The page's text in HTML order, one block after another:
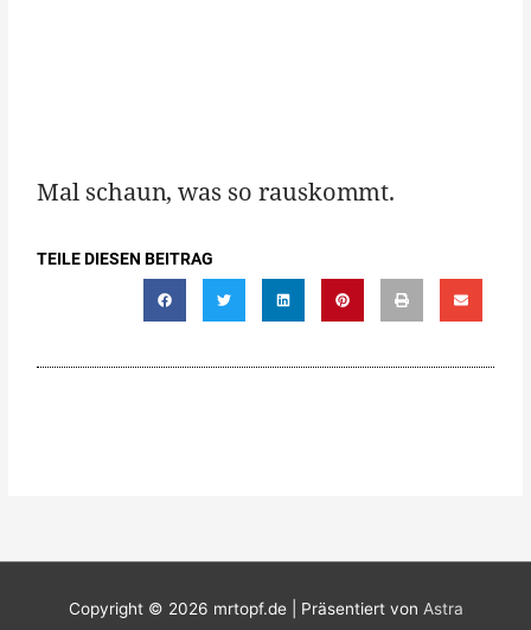
Mal schaun, was so rauskommt.
TEILE DIESEN BEITRAG
Copyright © 2026 mrtopf.de| Präsentiert von Astra